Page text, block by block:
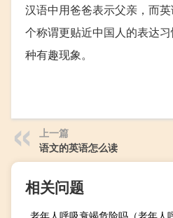
汉语中用爸爸表示父亲，而
个称谓更贴近中国人的表达
种有趣现象。
上一篇
语文的英语怎么读
相关问题
老年人呼吸衰竭危险吗（老年人